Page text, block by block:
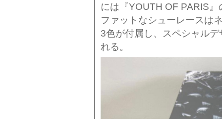
には『YOUTH OF PARIS
ファットなシューレースは
3色が付属し、スペシャル
れる。